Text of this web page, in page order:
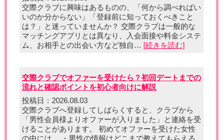
交際クラブに興味はあるものの、「何から調べればい
いのか分からない」「登録前に知っておくべきこと
は？」と迷っていませんか？ 交際クラブは一般的な
マッチングアプリとは異なり、入会面接や料金システ
ム、お相手との出会い方など独自… [続きを読む]
交際クラブでオファーを受けたら？初回デートまでの
流れと確認ポイントを初心者向けに解説
投稿日：2026.08.03
交際クラブへ登録してしばらくすると、クラブから
「男性会員様よりオファーが入りました」と連絡を受
けることがあります。 初めてオファーを受けた女性
の中には、 ・男性の情報はどこまで教えてもらえる